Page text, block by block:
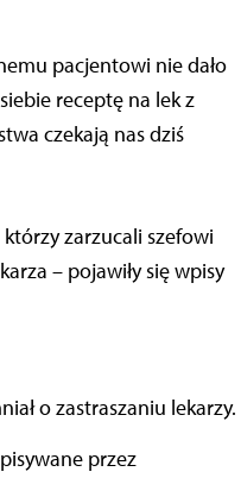
pacjentowi nie dało
receptę na lek z
czekają nas dziś
zarzucali szefowi
– pojawiły się wpisy
o zastraszaniu lekarzy.